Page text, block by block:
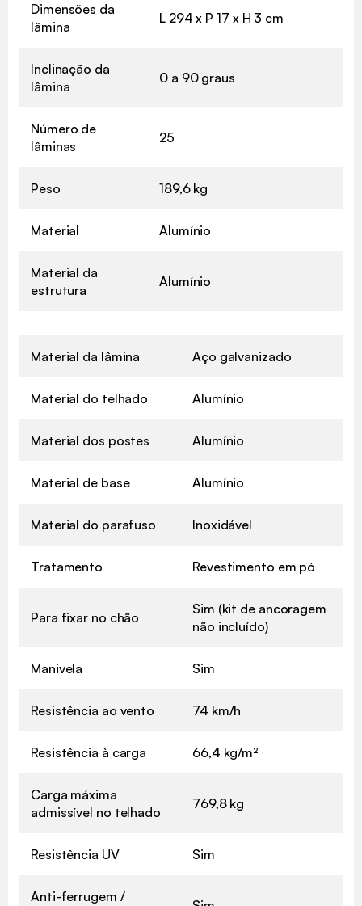
Dimensões da
lâmina
L 294 x P 17 x H 3 cm
Inclinação da
lâmina
0 a 90 graus
Número de
lâminas
25
Peso 189,6 kg
Material Alumínio
Material da
estrutura
Alumínio
Material da lâmina Aço galvanizado
Material do telhado Alumínio
Material dos postes Alumínio
Material de base Alumínio
Material do parafuso Inoxidável
Tratamento Revestimento em pó
Para fixar no chão
Sim (kit de ancoragem
não incluído)
Manivela Sim
Resistência ao vento 74 km/h
Resistência à carga 66,4 kg/m²
Carga máxima
admissível no telhado
769,8 kg
Resistência UV Sim
Anti-ferrugem /